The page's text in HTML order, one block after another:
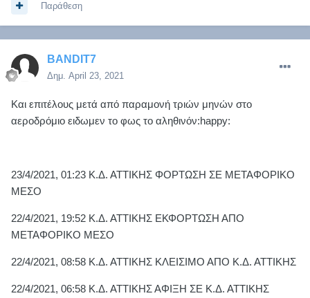
Παράθεση
BANDIT7
Δημ. April 23, 2021
Και επιτέλους μετά από παραμονή τριών μηνών στο
αεροδρόμιο ειδωμεν το φως το αληθινόν:happy:
23/4/2021, 01:23 Κ.Δ. ΑΤΤΙΚΗΣ ΦΟΡΤΩΣΗ ΣΕ ΜΕΤΑΦΟΡΙΚΟ
ΜΕΣΟ
22/4/2021, 19:52 Κ.Δ. ΑΤΤΙΚΗΣ ΕΚΦΟΡΤΩΣΗ ΑΠΟ
ΜΕΤΑΦΟΡΙΚΟ ΜΕΣΟ
22/4/2021, 08:58 Κ.Δ. ΑΤΤΙΚΗΣ ΚΛΕΙΣΙΜΟ ΑΠΟ Κ.Δ. ΑΤΤΙΚΗΣ
22/4/2021, 06:58 Κ.Δ. ΑΤΤΙΚΗΣ ΑΦΙΞΗ ΣΕ Κ.Δ. ΑΤΤΙΚΗΣ